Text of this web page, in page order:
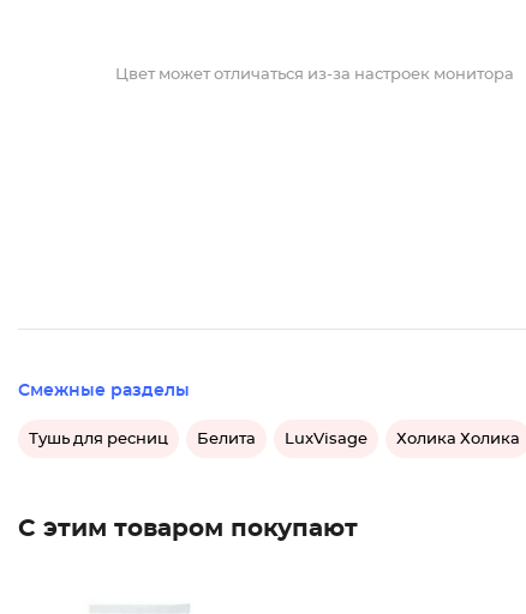
Цвет может отличаться из-за настроек монитора
Смежные разделы
Тушь для ресниц Белита LuxVisage Холика Холика
С этим товаром покупают